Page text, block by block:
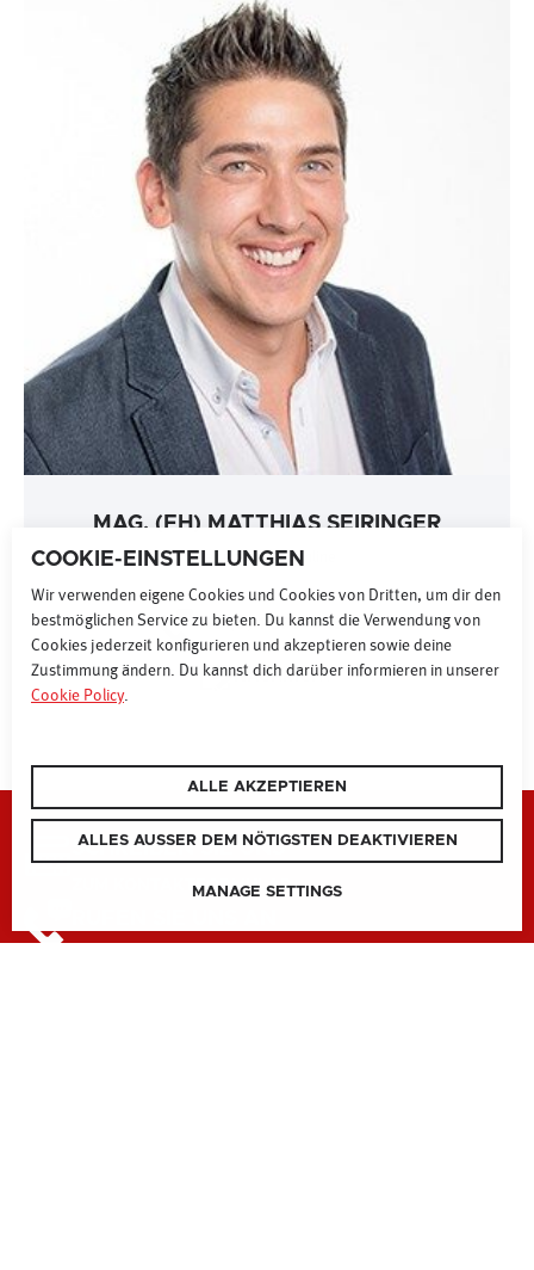
MAG. (FH) MATTHIAS SEIRINGER
Leitung Sales Online
+43 (0) 1 87077 15067
NACHRICHT
COOKIE-EINSTELLUNGEN
Wir verwenden eigene Cookies und Cookies von Dritten, um dir den
bestmöglichen Service zu bieten. Du kannst die Verwendung von
Cookies jederzeit konfigurieren und akzeptieren sowie deine
Zustimmung ändern. Du kannst dich darüber informieren in unserer
Cookie Policy.
ALLE AKZEPTIEREN
ALLES AUSSER DEM NÖTIGSTEN DEAKTIVIEREN
MANAGE SETTINGS
SCHREIBEN SIE UNS
ZUM KONTAKTFORMULAR